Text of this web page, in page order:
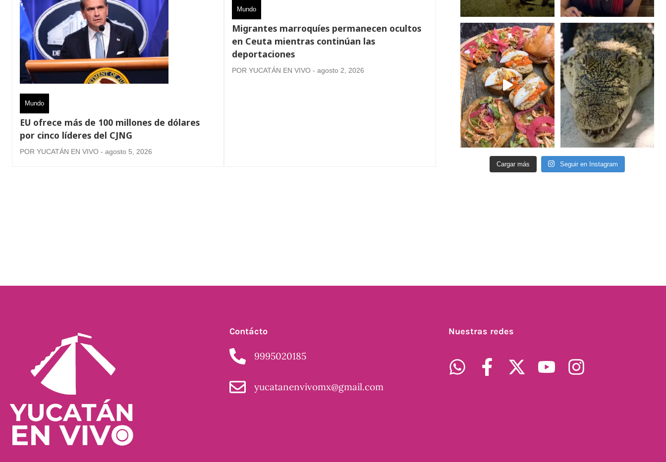
Mundo
EU ofrece más de 100 millones de dólares
por cinco líderes del CJNG
POR YUCATÁN EN VIVO - agosto 5, 2026
Mundo
Migrantes marroquíes permanecen ocultos
en Ceuta mientras continúan las
deportaciones
POR YUCATÁN EN VIVO - agosto 2, 2026
Cargar más Seguir en Instagram
Contácto
9995020185
yucatanenvivomx@gmail.com
Nuestras redes